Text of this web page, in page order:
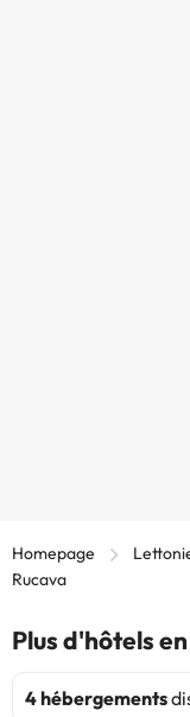
Homepage
Rucava
Plus d'hôtels
4 hébergements